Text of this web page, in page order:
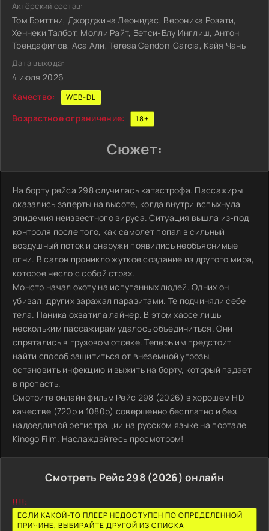
Актёрский состав:
Том Бриттни, Джорджина Леонидас, Вероника Розати,
Хеннеки Талбот, Молли Райт, Бетси-Блу Инглиш, Антон
Трендафилов, Аса Али, Teresa Cendon-Garcia, Кайя Чань
Дата выхода:
4 июля 2026
Качество:
WEB-DL
Возрастное ограничение: 18+
Сюжет:
На борту рейса 298 случилась катастрофа. Пассажиры
оказались заперты на высоте, когда внутри вспыхнула
эпидемия неизвестного вируса. Ситуация вышла из-под
контроля после того, как самолет попал в сильный
воздушный поток и снаружи появились необъяснимые
огни. В салон проникло жуткое создание из другого мира,
которое несло с собой страх.
Монстр начал охоту на испуганных людей. Одних он
убивал, других заражал паразитами. Те подчиняли себе
тела. Паника охватила лайнер. В этом хаосе лишь
нескольким пассажирам удалось объединиться. Они
спрятались в грузовом отсеке. Теперь им предстоит
найти способ защититься от внеземной угрозы,
остановить инфекцию и выжить на борту, который падает
в пропасть.
Смотрите онлайн фильм Рейс 298 (2026) в хорошем HD
качестве (720p и 1080p) совершенно бесплатно и без
надоедливой регистрации на русском языке на портале
Kinogo Film. Наслаждайтесь просмотром!
Смотреть Рейс 298 (2026) онлайн
!!!!:
ЕСЛИ КАКОЙ-ТО ПЛЕЕР НЕДОСТУПЕН ПО ОПРЕДЕЛЕННОЙ
ПРИЧИНЕ, ВЫБИРАЙТЕ ДРУГОЙ ИЗ СПИСКА